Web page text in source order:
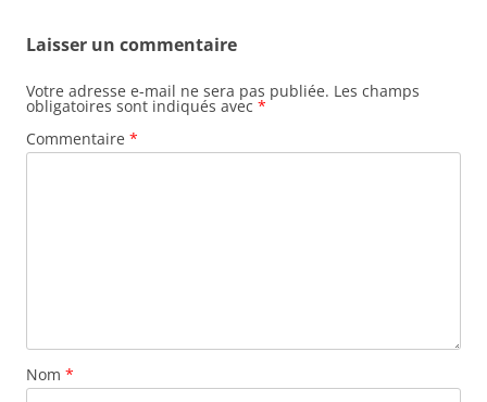
Laisser un commentaire
Votre adresse e-mail ne sera pas publiée. Les champs
obligatoires sont indiqués avec *
Commentaire *
Nom *